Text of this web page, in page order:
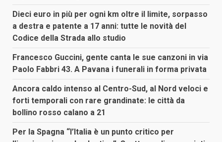
Dieci euro in più per ogni km oltre il limite, sorpasso
a destra e patente a 17 anni: tutte le novità del
Codice della Strada allo studio
Francesco Guccini, gente canta le sue canzoni in via
Paolo Fabbri 43. A Pavana i funerali in forma privata
Ancora caldo intenso al Centro-Sud, al Nord veloci e
forti temporali con rare grandinate: le città da
bollino rosso calano a 21
Per la Spagna “l’Italia è un punto critico per